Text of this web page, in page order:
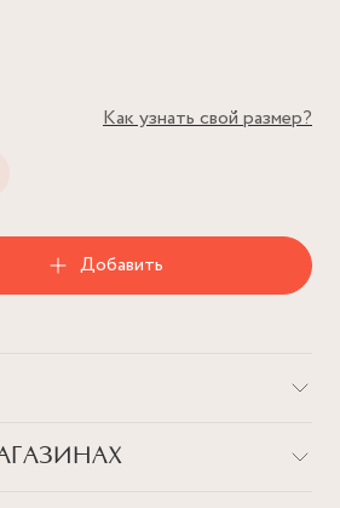
Как узнать свой размер?
Добавить